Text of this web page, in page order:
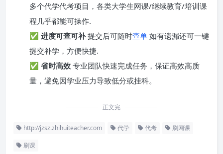
多个代学代考项目，各类大学生网课/继续教育/培训课
程几乎都能可操作.
✅ 进度可查可补提交后可随时查单 如有遗漏还可一键
提交补学，方便快捷.
✅ 省时高效 专业团队快速完成任务，保证高效高质
量，避免因学业压力导致低分或挂科。
正文完
http://jzsz.zhihuiteacher.com 代学 代考 刷网课
刷课